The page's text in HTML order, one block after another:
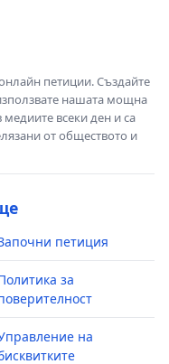
петиции. Създайте
нашата мощна
всеки ден и са
от обществото и
петиция
за
на